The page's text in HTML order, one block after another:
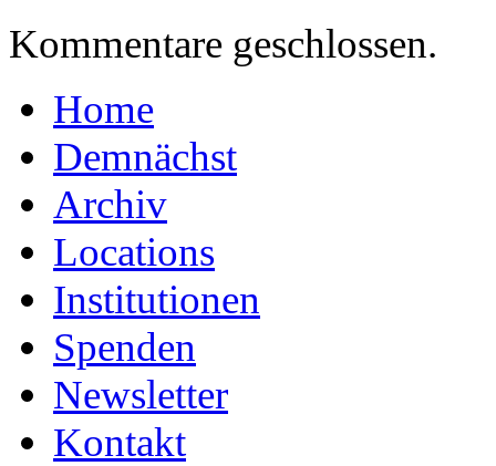
Kommentare geschlossen.
Home
Demnächst
Archiv
Locations
Institutionen
Spenden
Newsletter
Kontakt